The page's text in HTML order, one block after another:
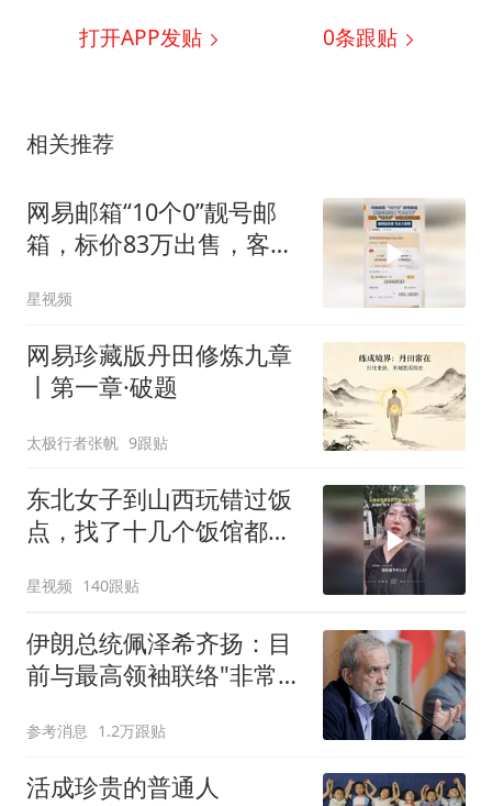
打开APP发贴 0条跟贴
相关推荐
网易邮箱“10个0”靓号邮
箱，标价83万出售，客
星视频
网易珍藏版丹田修炼九章
丨第一章·破题
太极行者张帆 9跟贴
东北女子到山西玩错过饭
点，找了十几个饭馆都没
星视频 140跟贴
伊朗总统佩泽希齐扬：目
前与最高领袖联络"非常困
参考消息 1.2万跟贴
活成珍贵的普通人